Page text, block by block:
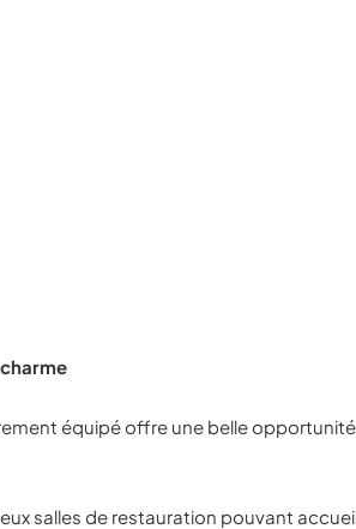
équipé offre une belle
salles de restauration pouvant